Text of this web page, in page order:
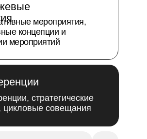
мероприятия,
концепции и
мероприятий
стратегические
цикловые совещания